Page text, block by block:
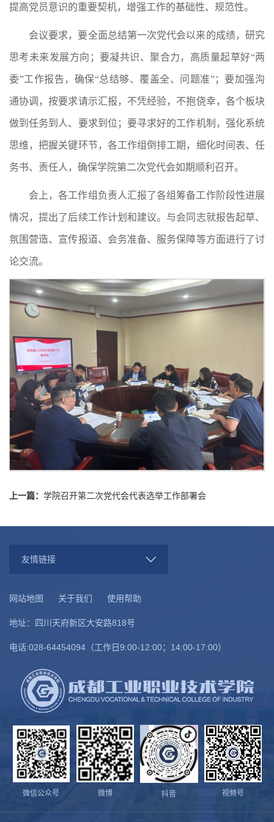
提高党员意识的重要契机，增强工作的基础性、规范性。
会议要求，要全面总结第一次党代会以来的成绩，研究
思考未来发展方向；要凝共识、聚合力，高质量起草好“两
委”工作报告，确保“总结够、覆盖全、问题准”；要加强沟
通协调，按要求请示汇报，不凭经验，不抱侥幸，各个板块
做到任务到人、要求到位；要寻求好的工作机制，强化系统
思维，把握关键环节，各工作组倒排工期，细化时间表、任
务书、责任人，确保学院第二次党代会如期顺利召开。
会上，各工作组负责人汇报了各组筹备工作阶段性进展
情况，提出了后续工作计划和建议。与会同志就报告起草、
氛围营造、宣传报道、会务准备、服务保障等方面进行了讨
论交流。
上一篇： 学院召开第二次党代会代表选举工作部署会
友情链接
网站地图 关于我们 使用帮助
地址：四川天府新区大安路818号
电话:028-64454094（工作日9:00-12:00；14:00-17:00）
微信公众号 微博 抖音 视频号